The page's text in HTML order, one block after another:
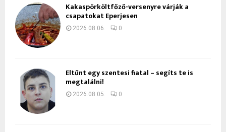
Kakaspörköltfőző-versenyre várják a
csapatokat Eperjesen
2026.08.06. 0
Eltűnt egy szentesi fiatal – segíts te is
megtalálni!
2026.08.05. 0